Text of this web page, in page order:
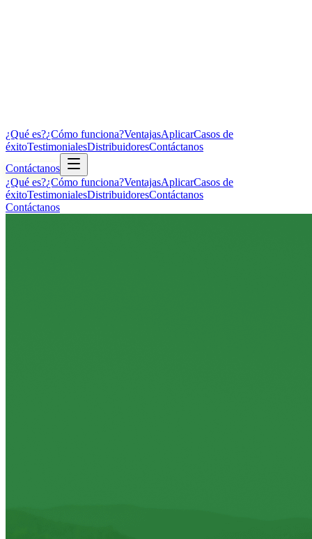
¿Qué es?¿Cómo funciona?VentajasAplicarCasos de
éxitoTestimonialesDistribuidoresContáctanos
Contáctanos
¿Qué es?¿Cómo funciona?VentajasAplicarCasos de
éxitoTestimonialesDistribuidoresContáctanos
Contáctanos